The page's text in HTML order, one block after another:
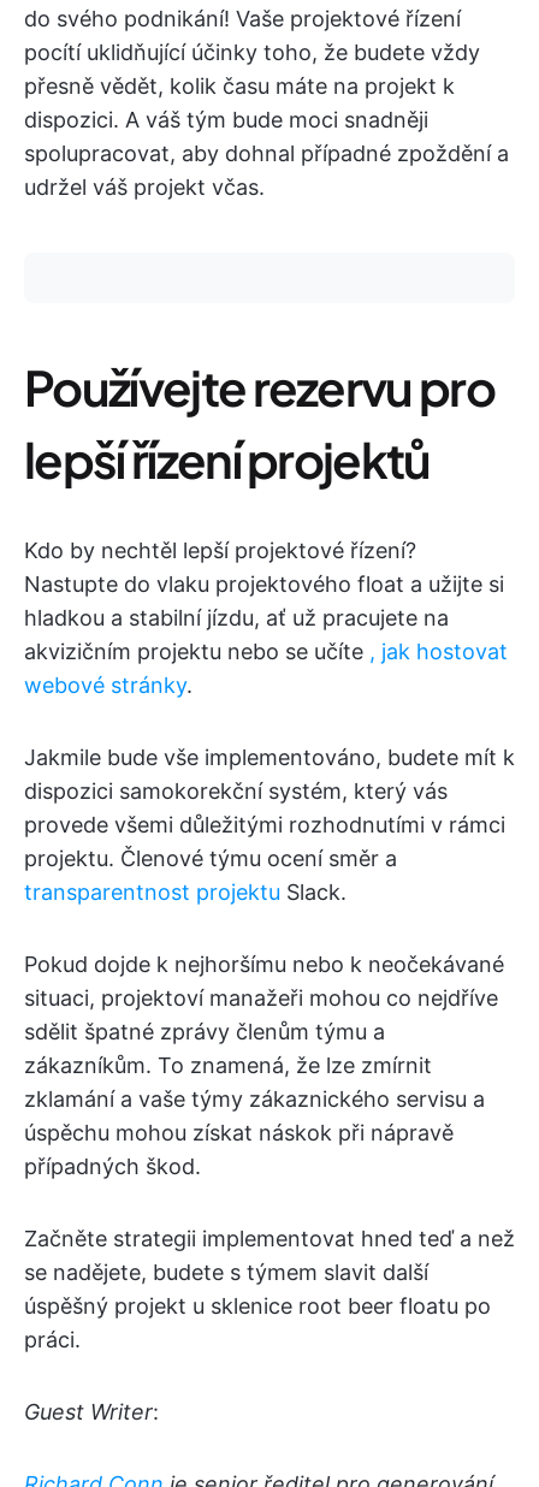
do svého podnikání! Vaše projektové řízení
pocítí uklidňující účinky toho, že budete vždy
přesně vědět, kolik času máte na projekt k
dispozici. A váš tým bude moci snadněji
spolupracovat, aby dohnal případné zpoždění a
udržel váš projekt včas.
Používejte rezervu pro
lepší řízení projektů
Kdo by nechtěl lepší projektové řízení?
Nastupte do vlaku projektového float a užijte si
hladkou a stabilní jízdu, ať už pracujete na
akvizičním projektu nebo se učíte , jak hostovat
webové stránky.
Jakmile bude vše implementováno, budete mít k
dispozici samokorekční systém, který vás
provede všemi důležitými rozhodnutími v rámci
projektu. Členové týmu ocení směr a
transparentnost projektu Slack.
Pokud dojde k nejhoršímu nebo k neočekávané
situaci, projektoví manažeři mohou co nejdříve
sdělit špatné zprávy členům týmu a
zákazníkům. To znamená, že lze zmírnit
zklamání a vaše týmy zákaznického servisu a
úspěchu mohou získat náskok při nápravě
případných škod.
Začněte strategii implementovat hned teď a než
se nadějete, budete s týmem slavit další
úspěšný projekt u sklenice root beer floatu po
práci.
Guest Writer: